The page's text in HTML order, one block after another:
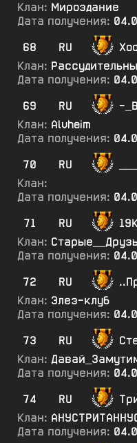
Клан: Мироздание
Дата получения:
68
RU
Клан:
Дата получения:
69
RU
-
Клан: Alvheim
Дата получения:
70
RU
Клан:
Дата получения:
71
RU
Клан:
Дата получения:
72
RU
Клан: Элез-клуб
Дата получения:
73
RU
Клан:
Дата получения:
74
RU
Клан:
Дата получения: